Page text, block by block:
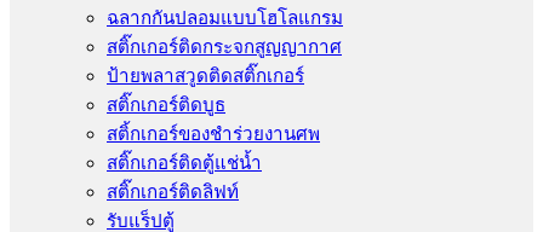
ฉลากกันปลอมแบบโฮโลแกรม
สติ๊กเกอร์ติดกระจกสูญญากาศ
ป้ายพลาสวูดติดสติ๊กเกอร์
สติ๊กเกอร์ติดบูธ
สติ้กเกอร์ของชำร่วยงานศพ
สติ๊กเกอร์ติดตู้แช่น้ำ
สติ๊กเกอร์ติดลิฟท์
รับแร็ปตู้